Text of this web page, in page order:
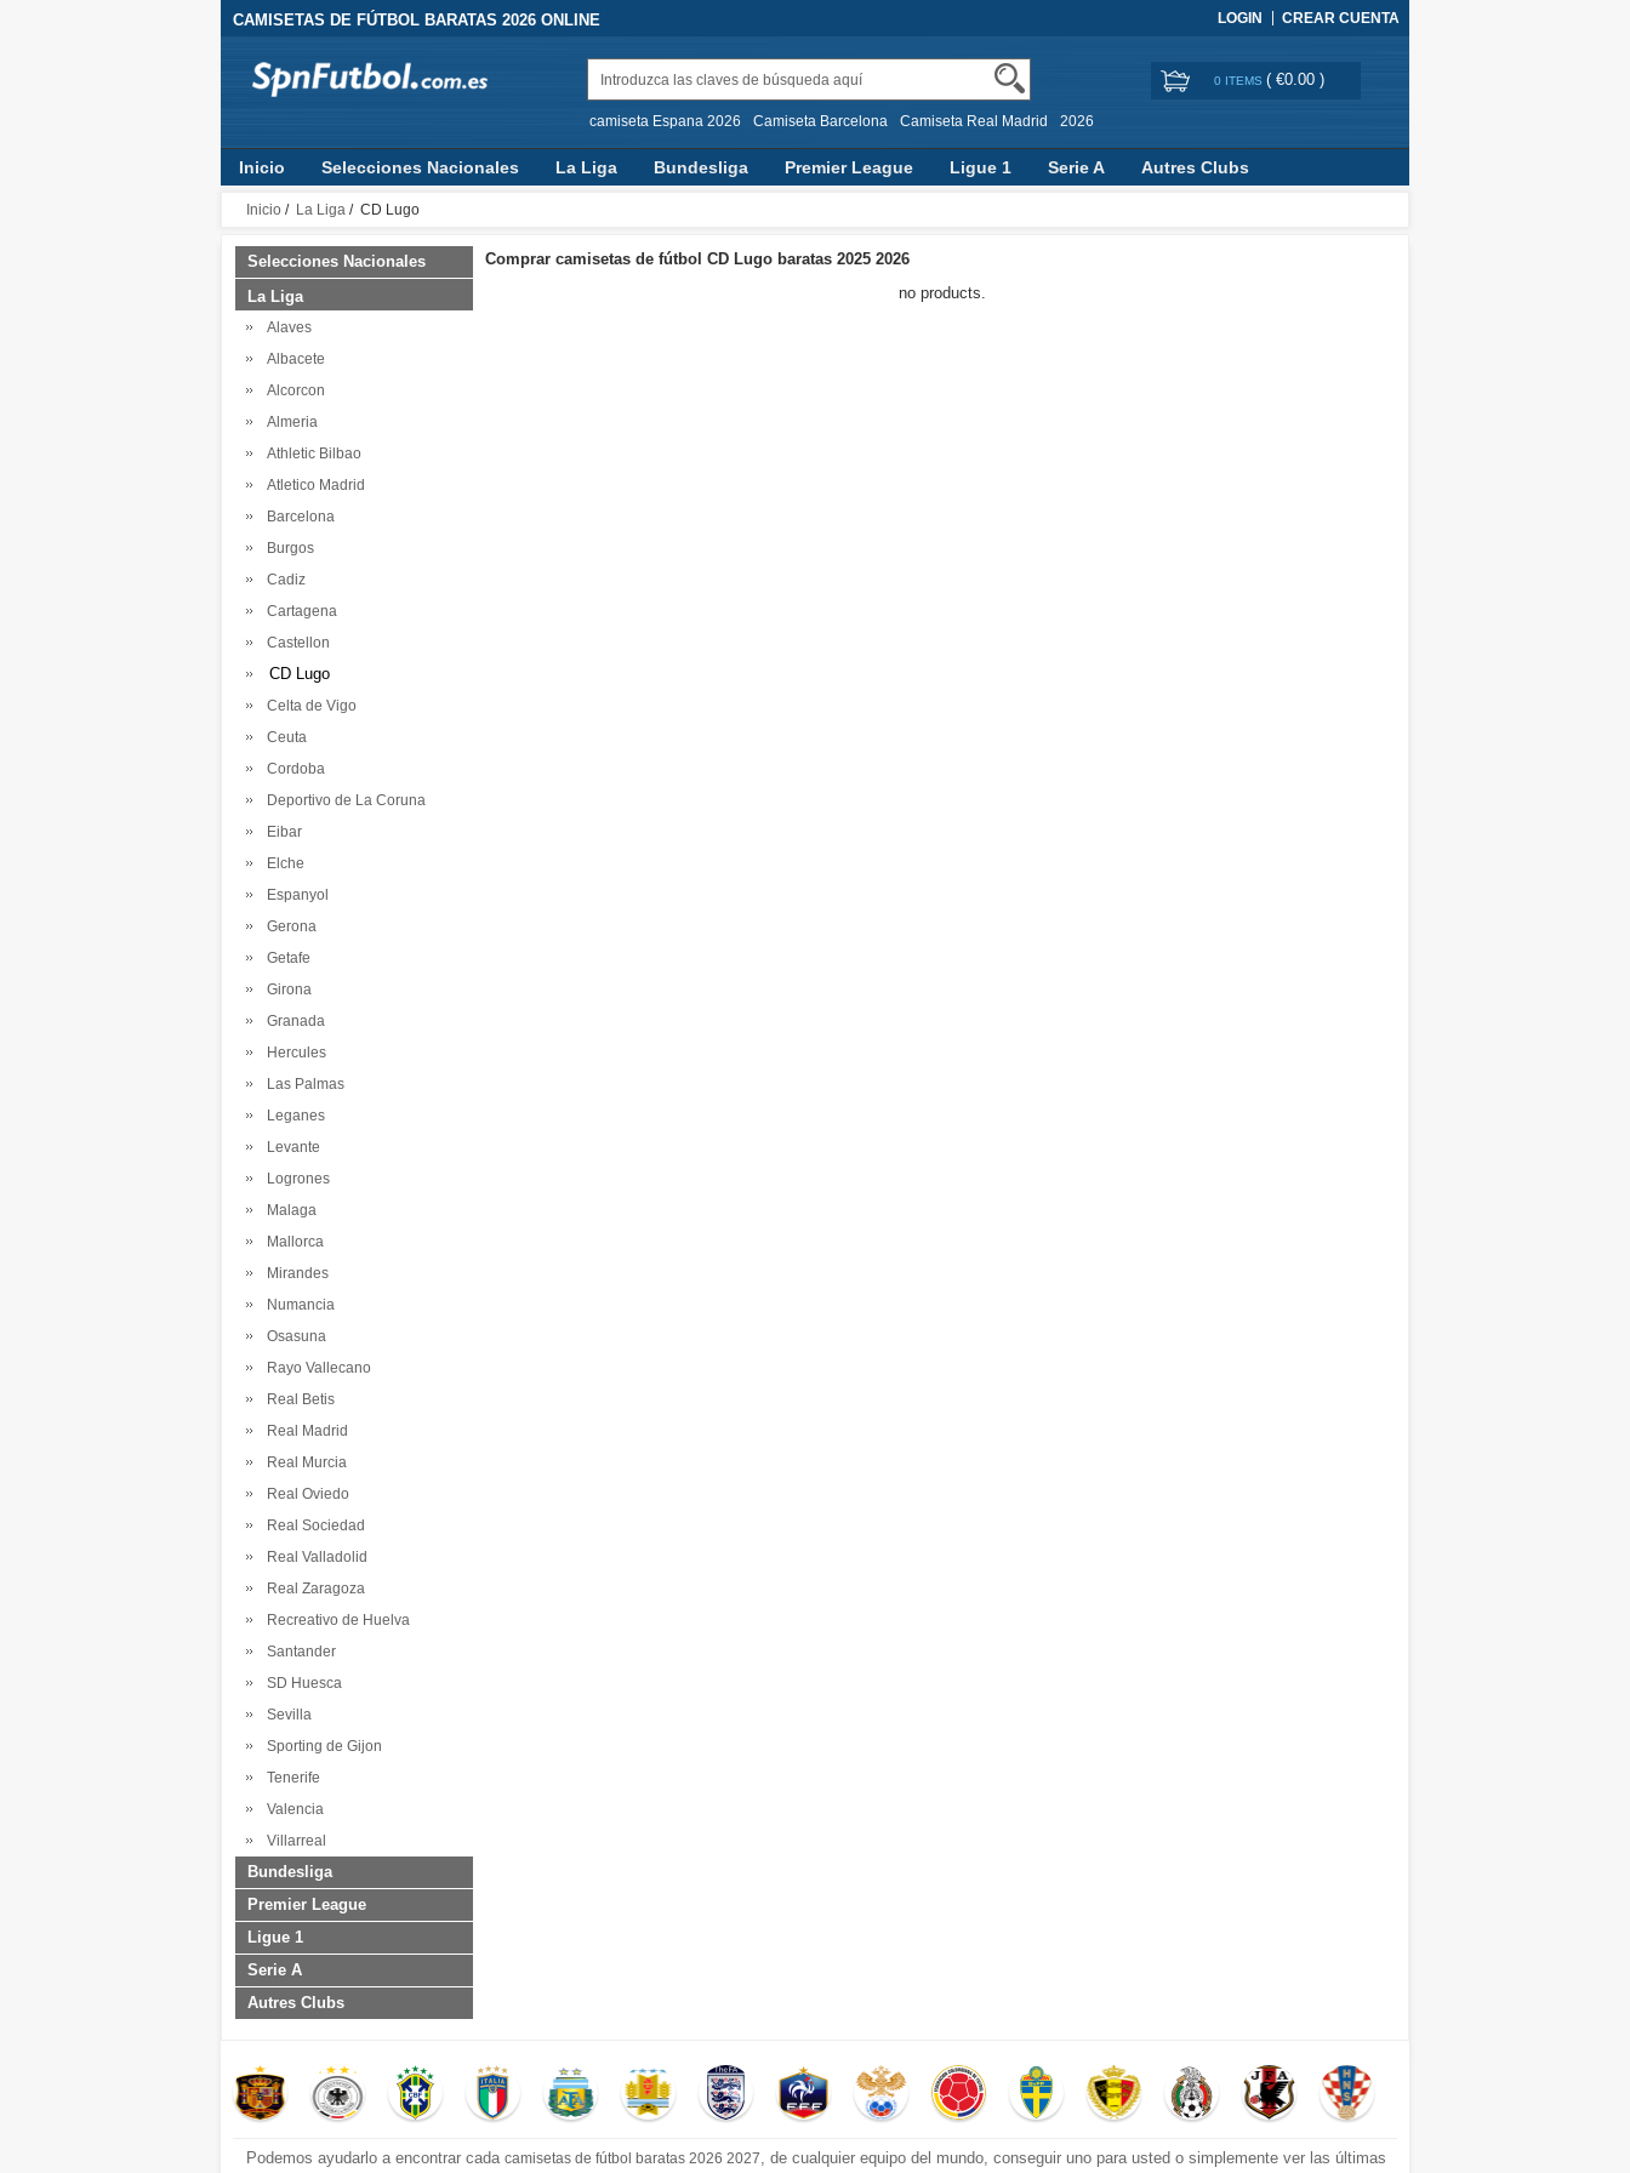
CAMISETAS DE FÚTBOL BARATAS 2026 ONLINE LOGIN CREAR CUENTA
camiseta Espana 2026 Camiseta Barcelona Camiseta Real Madrid 2026
0 ITEMS ( €0.00 )
Inicio Selecciones Nacionales La Liga Bundesliga Premier League Ligue 1 Serie A Autres Clubs
Inicio / La Liga / CD Lugo
Selecciones Nacionales
La Liga
Alaves
Albacete
Alcorcon
Almeria
Athletic Bilbao
Atletico Madrid
Barcelona
Burgos
Cadiz
Cartagena
Castellon
CD Lugo
Celta de Vigo
Ceuta
Cordoba
Deportivo de La Coruna
Eibar
Elche
Espanyol
Gerona
Getafe
Girona
Granada
Hercules
Las Palmas
Leganes
Levante
Logrones
Malaga
Mallorca
Mirandes
Numancia
Osasuna
Rayo Vallecano
Real Betis
Real Madrid
Real Murcia
Real Oviedo
Real Sociedad
Real Valladolid
Real Zaragoza
Recreativo de Huelva
Santander
SD Huesca
Sevilla
Sporting de Gijon
Tenerife
Valencia
Villarreal
Bundesliga
Premier League
Ligue 1
Serie A
Autres Clubs
Comprar camisetas de fútbol CD Lugo baratas 2025 2026
no products.
Podemos ayudarlo a encontrar cada camisetas de fútbol baratas 2026 2027, de cualquier equipo del mundo, conseguir uno para usted o simplemente ver las últimas